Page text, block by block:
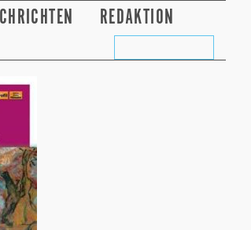
REDAKTION